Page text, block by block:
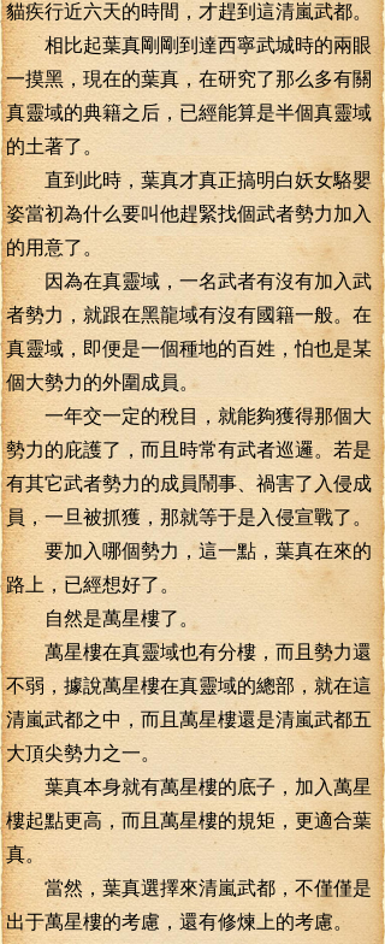
貓疾行近六天的時間，才趕到這清嵐武都。
相比起葉真剛剛到達西寧武城時的兩眼
一摸黑，現在的葉真，在研究了那么多有關
真靈域的典籍之后，已經能算是半個真靈域
的土著了。
直到此時，葉真才真正搞明白妖女駱嬰
姿當初為什么要叫他趕緊找個武者勢力加入
的用意了。
因為在真靈域，一名武者有沒有加入武
者勢力，就跟在黑龍域有沒有國籍一般。在
真靈域，即便是一個種地的百姓，怕也是某
個大勢力的外圍成員。
一年交一定的稅目，就能夠獲得那個大
勢力的庇護了，而且時常有武者巡邏。若是
有其它武者勢力的成員鬧事、禍害了入侵成
員，一旦被抓獲，那就等于是入侵宣戰了。
要加入哪個勢力，這一點，葉真在來的
路上，已經想好了。
自然是萬星樓了。
萬星樓在真靈域也有分樓，而且勢力還
不弱，據說萬星樓在真靈域的總部，就在這
清嵐武都之中，而且萬星樓還是清嵐武都五
大頂尖勢力之一。
葉真本身就有萬星樓的底子，加入萬星
樓起點更高，而且萬星樓的規矩，更適合葉
真。
當然，葉真選擇來清嵐武都，不僅僅是
出于萬星樓的考慮，還有修煉上的考慮。